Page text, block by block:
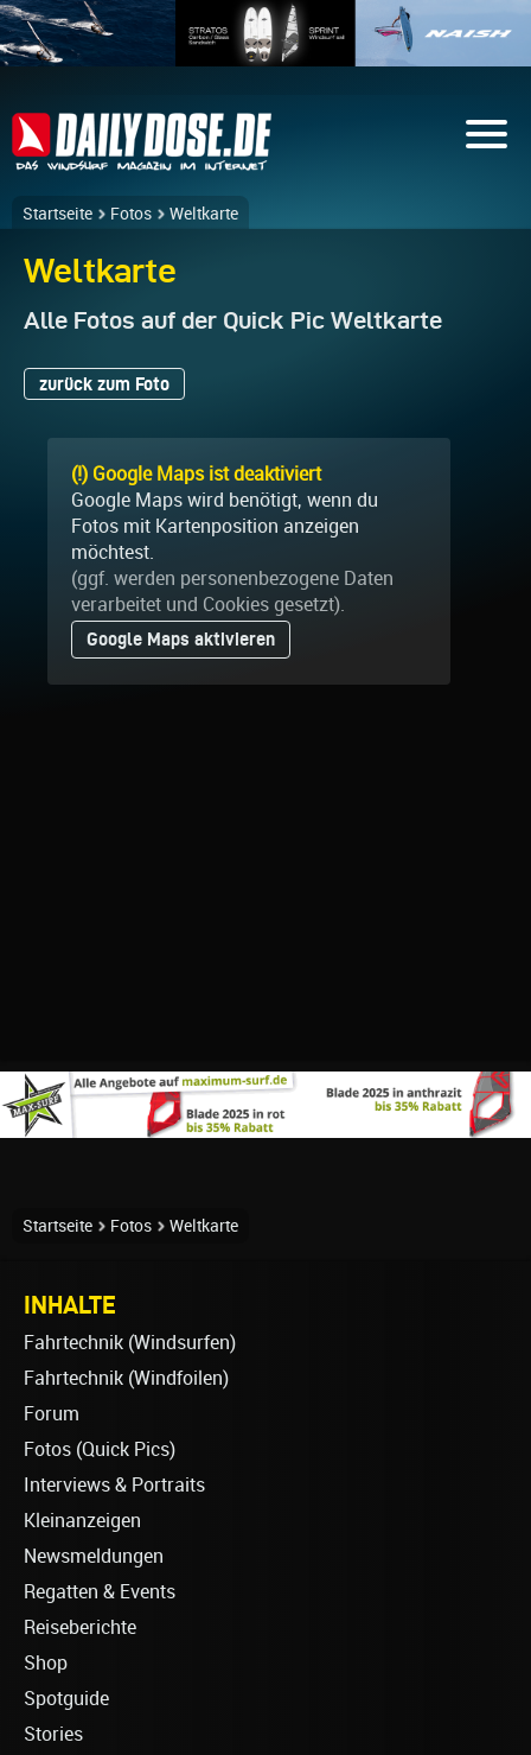
Startseite Fotos Weltkarte
Weltkarte
Alle Fotos auf der Quick Pic Weltkarte
zurück zum Foto
(!) Google Maps ist deaktiviert
Google Maps wird benötigt, wenn du
Fotos mit Kartenposition anzeigen
möchtest.
(ggf. werden personen­bezogene Daten
verarbeitet und Cookies gesetzt).
Google Maps aktivieren
Startseite Fotos Weltkarte
INHALTE
Fahrtechnik (Windsurfen)
Fahrtechnik (Windfoilen)
Forum
Fotos (Quick Pics)
Interviews & Portraits
Kleinanzeigen
Newsmeldungen
Regatten & Events
Reiseberichte
Shop
Spotguide
Stories